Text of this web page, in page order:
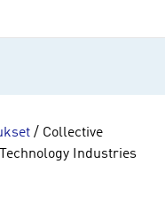
/ Collective
Industries